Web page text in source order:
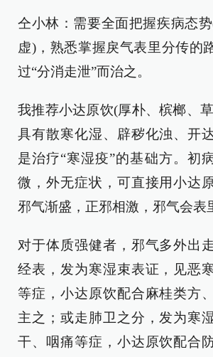
仝小林：需要全面把握疾病态势
虚)，熟悉掌握戾气表里分传的
过“分消走泄”而治之。
我推荐小达原饮(厚朴、槟榔、
具有散寒化湿、辟秽化浊、开
是治疗“寒湿疫”的基础方。初
微，外无症状，可直接用小达
邪气渐盛，正邪相激，邪气会表
对于体质强健者，邪气多外出
经表，发为寒湿束表证，见恶
等症，小达原饮配合麻桂类方
主之；或走肺卫之分，发为寒
干、咽痛等症，小达原饮配合